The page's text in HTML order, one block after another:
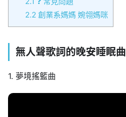
2.2 創業系媽媽 婉翎媽咪
無人聲歌詞的晚安睡眠曲
1. 夢境搖籃曲